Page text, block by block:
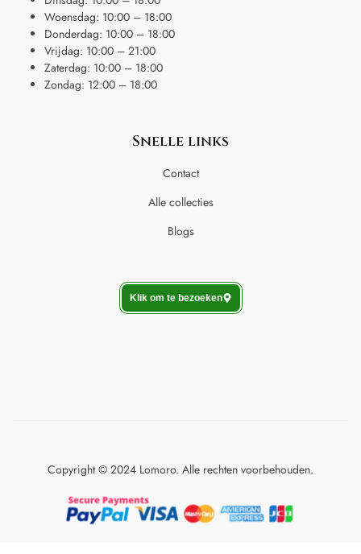
Woensdag: 10:00 – 18:00
Donderdag: 10:00 – 18:00
Vrijdag: 10:00 – 21:00
Zaterdag: 10:00 – 18:00
Zondag: 12:00 – 18:00
Snelle links
Contact
Alle collecties
Blogs
Klik om te bezoeken
Copyright © 2024 Lomoro. Alle rechten voorbehouden.